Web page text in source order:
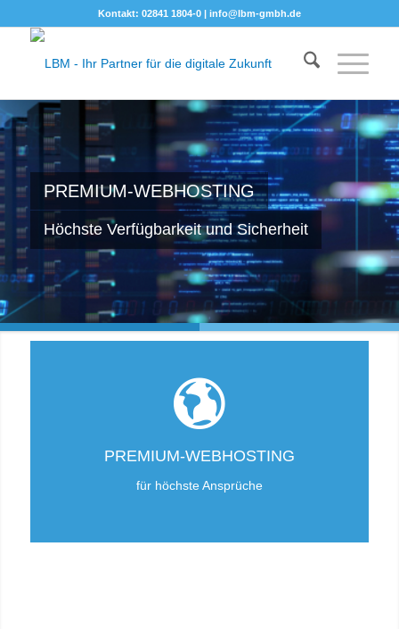
Kontakt: 02841 1804-0 | info@lbm-gmbh.de
PREMIUM-WEBHOSTING
Höchste Verfügbarkeit und Sicherheit
PREMIUM-WEBHOSTING
für höchste Ansprüche